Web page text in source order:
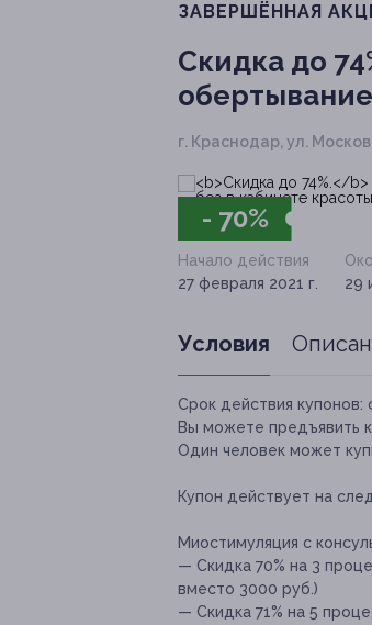
ЗАВЕРШЁННАЯ
Скидка до
г. Краснодар, ул.
- 70%
Начало действия
27 февраля 2021 г.
29
Условия
Срок действия купонов:
Вы можете предъявить
Один человек может
Купон действует на
Миостимуляция с
— Скидка 70% на 3
вместо 3000 руб.)
— Скидка 71% на 5